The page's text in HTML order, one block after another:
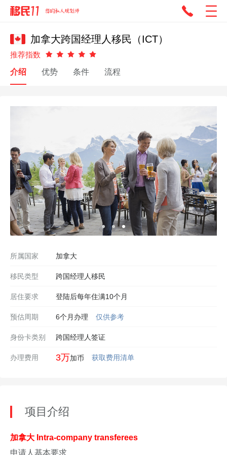
加拿大跨国经理人移民（ICT）
推荐指数
介绍
优势 条件 流程
所属国家 加拿大
移民类型 跨国经理人移民
居住要求 登陆后每年住满10个月
预估周期 6个月办理 仅供参考
身份卡类别 跨国经理人签证
办理费用 3万加币 获取费用清单
项目介绍
加拿大 Intra-company transferees
申请人基本要求